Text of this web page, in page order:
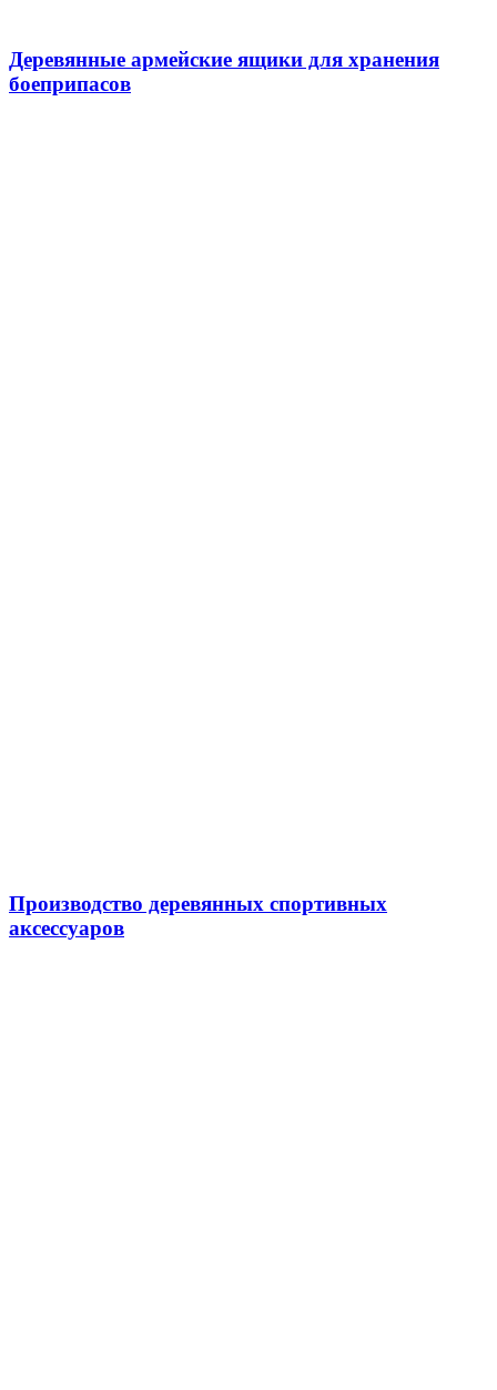
Деревянные армейские ящики для хранения
боеприпасов
Производство деревянных спортивных
аксессуаров